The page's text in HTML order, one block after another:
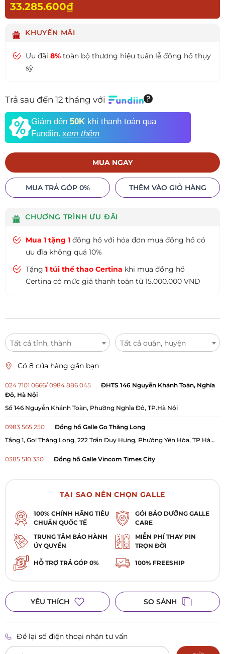
33.285.600₫
KHUYẾN MÃI
Ưu đãi 8% toàn bộ thương hiệu tuần lễ đồng hồ thụy
sỹ
Trả sau đến 12 tháng với
Giảm đến 50K khi thanh toán qua
Fundiin.xem thêm
MUA NGAY
MUA TRẢ GÓP 0% THÊM VÀO GIỎ HÀNG
CHƯƠNG TRÌNH ƯU ĐÃI
Mua 1 tặng 1 đồng hồ với hóa đơn mua đồng hồ có
ưu đĩa không quá 10%
Tặng 1 túi thể thao Certina khi mua đồng hồ
Certina có mức giá thanh toán từ 15.000.000 VND
Tất cả tỉnh, thành Tất cả quận, huyện
Có 8 cửa hàng gần bạn
024 7101 0666/ 0984 886 045
ĐHTS 146 Nguyễn Khánh Toàn, Nghĩa
Đô, Hà Nội
Số 146 Nguyễn Khánh Toàn, Phường Nghĩa Đô, TP.Hà Nội
0983 565 250
Đồng hồ Galle Go Thăng Long
Tầng 1, Go! Thăng Long, 222 Trần Duy Hưng, Phường Yên Hòa, TP Hà
0385 510 330
Đồng hồ Galle Vincom Times City
Đồng hồ Galle 505 Lê Văn Sỹ, Tân Sơn Hòa, TP.HCM
028 3929 0685
Đồng hồ Galle 393 Điện Biên Phủ, Phường Bàn Cờ,
TP. Hồ Chí Minh
393 Điện Biên Phủ, Phường Bàn Cờ, TP. Hồ Chí Minh
028 3987 7729
Đồng hồ Galle 102 Quang Trung, Gò Vấp, TP. HCM
0984 909 675
Đồng hồ Galle 5 Nguyễn Đức Cảnh, Lê Chân, Hải
Phòng
Số 5 Nguyễn Đức Cảnh, Phường Lê Chân, TP Hải Phòng
0984 879 016
Đồng hồ Galle Vincom Bắc Ninh
L1-K1 TTTM Vincom Plaza Lý Thái Tổ, Phường Kinh Bắc, TP. Bắc Ninh,
TẠI SAO NÊN CHỌN GALLE
100% CHÍNH HÃNG TIÊU
CHUẨN QUỐC TẾ
GÓI BẢO DƯỠNG GALLE
CARE
TRUNG TÂM BẢO HÀNH
ỦY QUYỀN
MIỄN PHÍ THAY PIN
TRỌN ĐỜI
HỖ TRỢ TRẢ GÓP 0% 100% FREESHIP
YÊU THÍCH SO SÁNH
Để lại số điện thoại nhận tư vấn